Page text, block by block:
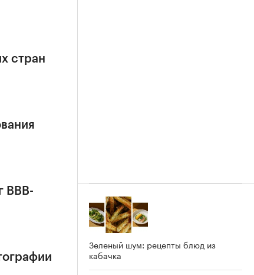
стран
BBB-
Зеленый шум: рецепты блюд из
кабачка